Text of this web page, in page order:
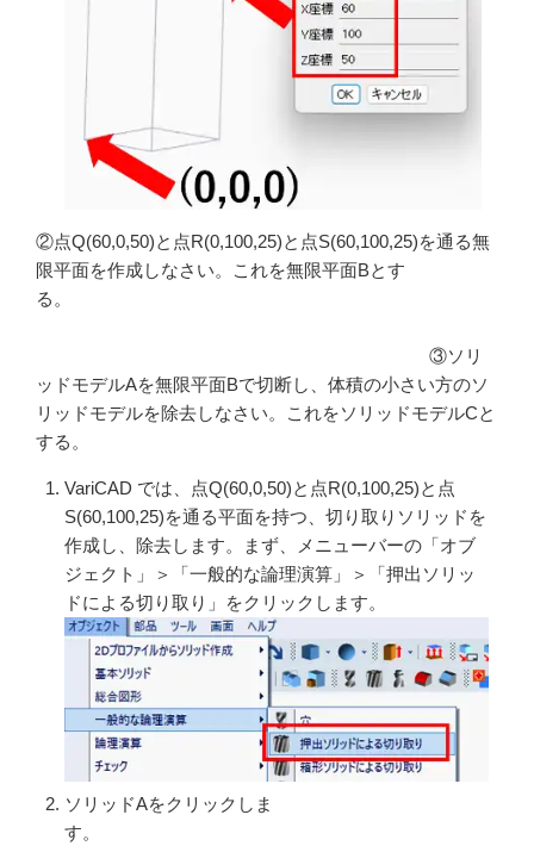
②点Q(60,0,50)と点R(0,100,25)と点S(60,100,25)を通る無
限平面を作成しなさい。これを無限平面Bとす
る。
③ソリ
ッドモデルAを無限平面Bで切断し、体積の小さい方のソ
リッドモデルを除去しなさい。これをソリッドモデルCと
する。
VariCAD では、点Q(60,0,50)と点R(0,100,25)と点
S(60,100,25)を通る平面を持つ、切り取りソリッドを
作成し、除去します。まず、メニューバーの「オブ
ジェクト」＞「一般的な論理演算」＞「押出ソリッ
ドによる切り取り」をクリックします。
ソリッドAをクリックしま
す。